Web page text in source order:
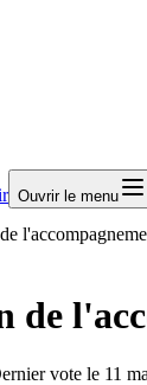
Ouvrir le menu
de
vote le 11